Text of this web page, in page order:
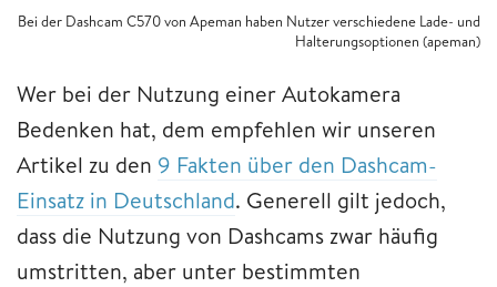
Bei der Dashcam C570 von Apeman haben Nutzer verschiedene Lade- und
Halterungsoptionen (apeman)
Wer bei der Nutzung einer Autokamera
Bedenken hat, dem empfehlen wir unseren
Artikel zu den 9 Fakten über den Dashcam-
Einsatz in Deutschland. Generell gilt jedoch,
dass die Nutzung von Dashcams zwar häufig
umstritten, aber unter bestimmten